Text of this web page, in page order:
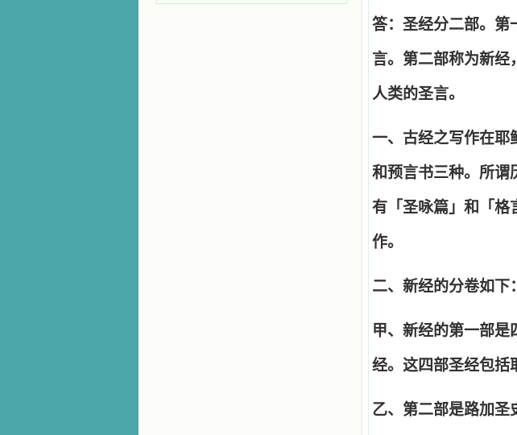
答：圣经分二部。第
言。第二部称为新经
人类的圣言。
一、古经之写作在耶
和预言书三种。所谓
有「圣咏篇」和「格
作。
二、新经的分卷如下：
甲、新经的第一部是
经。这四部圣经包括
乙、第二部是路加圣